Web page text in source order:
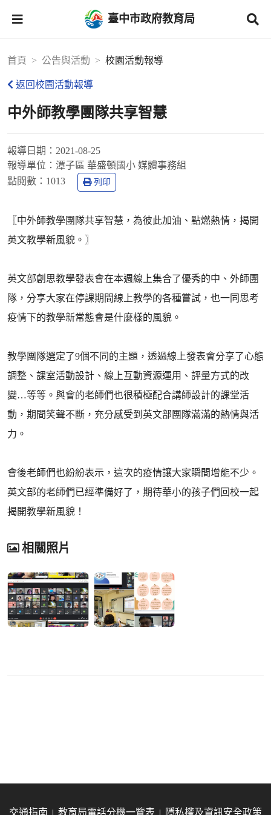
臺中市政府教育局
首頁 公告與活動 校園活動報導
返回校園活動報導
中外師教學團隊共享智慧
報導日期： 2021-08-25
報導單位： 潭子區 華盛頓國小 媒體事務組
點閱數： 1013 列印
〖中外師教學團隊共享智慧，為彼此加油、點燃熱情，揭開
英文教學新風貌。〗
英文部創思教學發表會在本週線上集合了優秀的中、外師團
隊，分享大家在停課期間線上教學的各種嘗試，也一同思考
疫情下的教學新常態會是什麼樣的風貌。
教學團隊選定了9個不同的主題，透過線上發表會分享了心態
調整、課室活動設計、線上互動資源運用、評量方式的改
變…等等。與會的老師們也很積極配合講師設計的課堂活
動，期間笑聲不斷，充分感受到英文部團隊滿滿的熱情與活
力。
會後老師們也紛紛表示，這次的疫情讓大家瞬間增能不少。
英文部的老師們已經準備好了，期待華小的孩子們回校一起
揭開教學新風貌！
相關照片
交通指南 教育局電話分機一覽表 隱私權及資訊安全政策